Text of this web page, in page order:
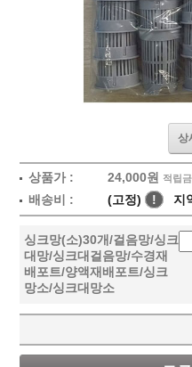
상
상품가 : 24,000원 적립
배송비 : (고정) ! 지
싱크망(소)30개/걸음망/싱크
대망/싱크대걸음망/수경재
배포트/양액재배포트/싱크
망소/싱크대망소